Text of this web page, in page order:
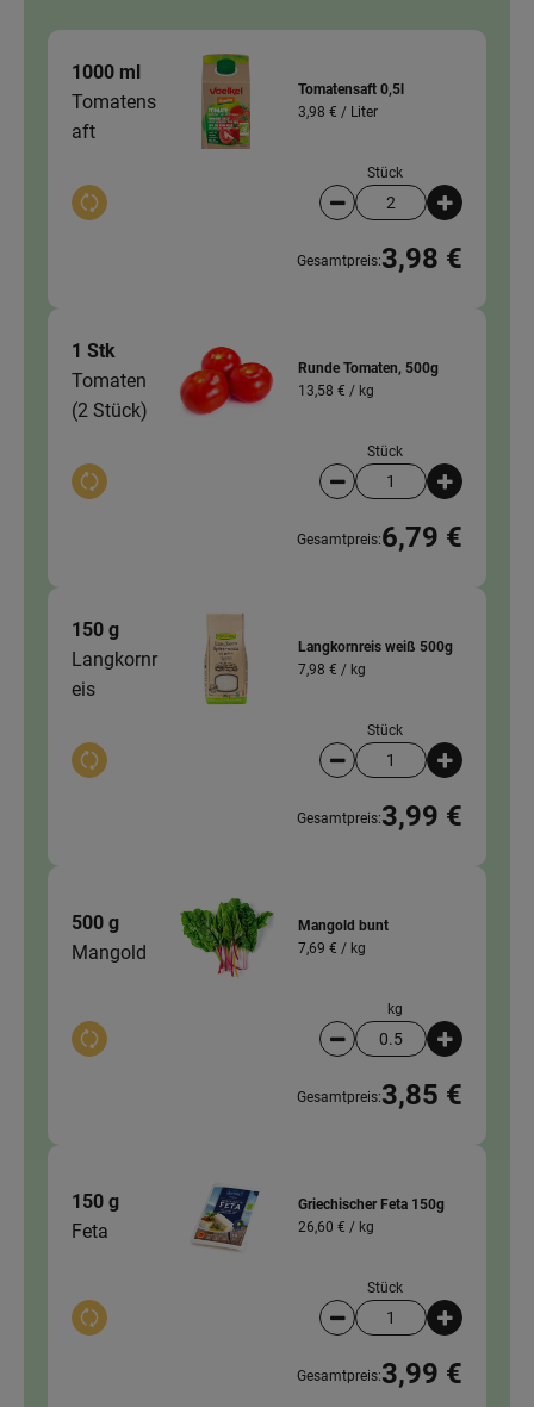
1000 ml
Tomatens
aft
Auswahl ändern
Tomatensaft 0,5l
3,98 € / Liter
Stück
Artikelanzahl
Gesamtpreis:3,98 €
1 Stk
Tomaten
(2 Stück)
Auswahl ändern
Runde Tomaten, 500g
13,58 € / kg
Stück
Artikelanzahl
Gesamtpreis:6,79 €
150 g
Langkornr
eis
Auswahl ändern
Langkornreis weiß 500g
7,98 € / kg
Stück
Artikelanzahl
Gesamtpreis:3,99 €
500 g
Mangold
Auswahl ändern
Mangold bunt
7,69 € / kg
kg
Artikelanzahl
Gesamtpreis:3,85 €
150 g
Feta
Auswahl ändern
Griechischer Feta 150g
26,60 € / kg
Stück
Artikelanzahl
Gesamtpreis:3,99 €